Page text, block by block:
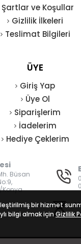
Şartlar ve Koşullar
Gizlilik İlkeleri
Teslimat Bilgileri
ÜYE
Giriş Yap
Üye Ol
Siparişlerim
İadelerim
Hediye Çeklerim
Büsan
Konya
bir hizmet
bilgi almak için Gizlilik